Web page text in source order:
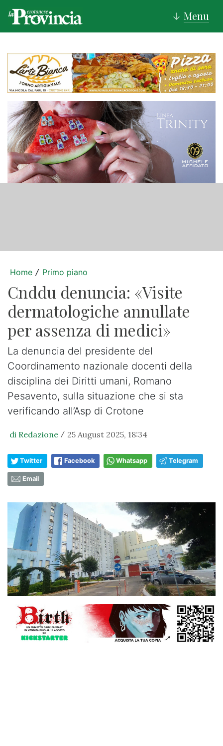
↓ Menu
Home / Primo piano
Cnddu denuncia: «Visite
dermatologiche annullate
per assenza di medici»
La denuncia del presidente del
Coordinamento nazionale docenti della
disciplina dei Diritti umani, Romano
Pesavento, sulla situazione che si sta
verificando all’Asp di Crotone
di Redazione / 25 August 2025, 18:34
Twitter Facebook Whatsapp Telegram
Email